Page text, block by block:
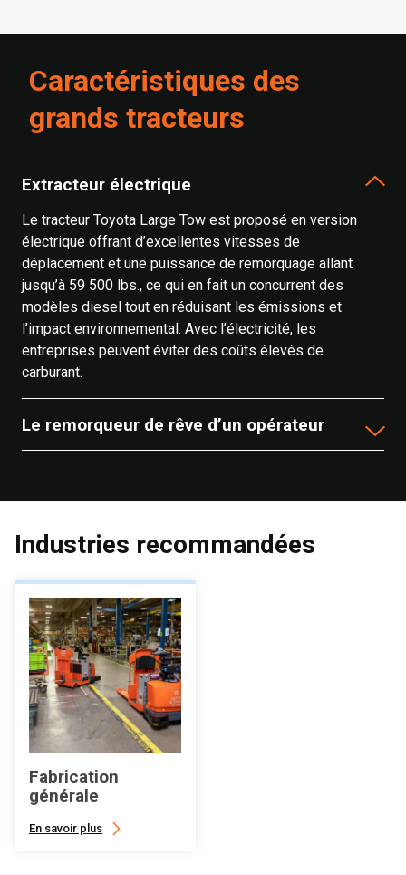
Caractéristiques des
grands tracteurs
Extracteur électrique
Le tracteur Toyota Large Tow est proposé en version
électrique offrant d’excellentes vitesses de
déplacement et une puissance de remorquage allant
jusqu’à 59 500 lbs., ce qui en fait un concurrent des
modèles diesel tout en réduisant les émissions et
l’impact environnemental. Avec l’électricité, les
entreprises peuvent éviter des coûts élevés de
carburant.
Le remorqueur de rêve d’un opérateur
Industries recommandées
Fabrication
générale
En savoir plus